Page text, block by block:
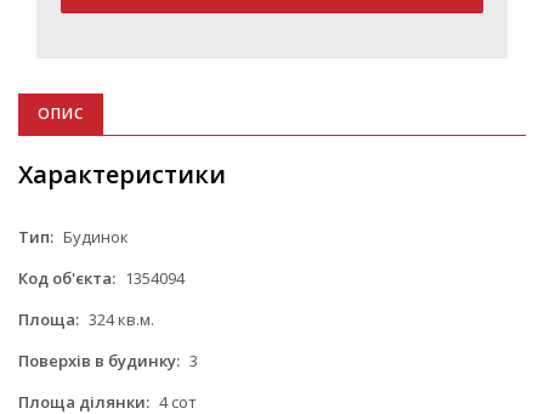
ОПИС
Характеристики
Тип: Будинок
Код об'єкта: 1354094
Площа: 324 кв.м.
Поверхів в будинку: 3
Площа ділянки: 4 сот